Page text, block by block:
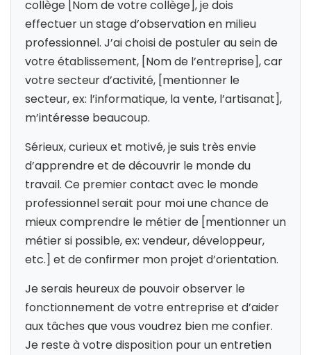
collège [Nom de votre collège], je dois
effectuer un stage d’observation en milieu
professionnel. J’ai choisi de postuler au sein de
votre établissement, [Nom de l’entreprise], car
votre secteur d’activité, [mentionner le
secteur, ex: l’informatique, la vente, l’artisanat],
m’intéresse beaucoup.
Sérieux, curieux et motivé, je suis très envie
d’apprendre et de découvrir le monde du
travail. Ce premier contact avec le monde
professionnel serait pour moi une chance de
mieux comprendre le métier de [mentionner un
métier si possible, ex: vendeur, développeur,
etc.] et de confirmer mon projet d’orientation.
Je serais heureux de pouvoir observer le
fonctionnement de votre entreprise et d’aider
aux tâches que vous voudrez bien me confier.
Je reste à votre disposition pour un entretien